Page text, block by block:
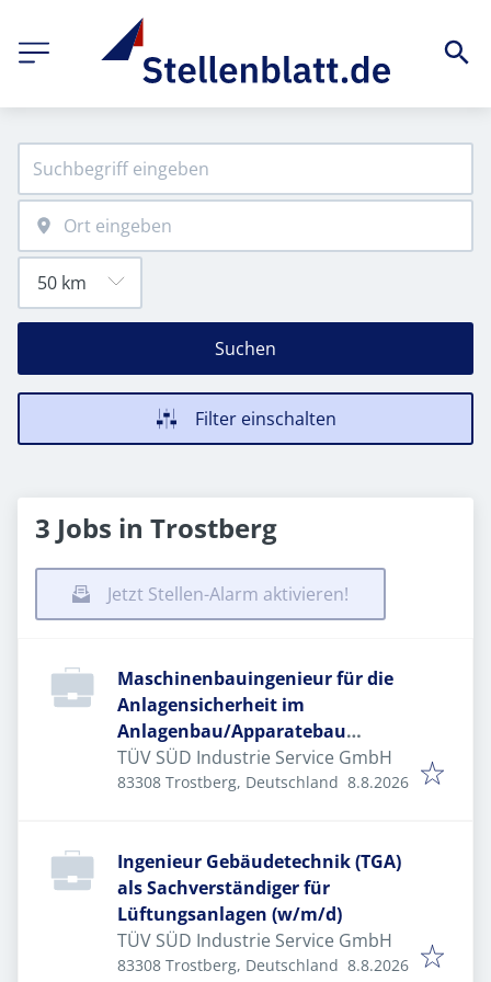
Suchen
Filter einschalten
3 Jobs in Trostberg
Jetzt Stellen-Alarm aktivieren!
Maschinenbauingenieur für die
Anlagensicherheit im
Anlagenbau/Apparatebau
(w/m/d)
TÜV SÜD Industrie Service GmbH
83308 Trostberg, Deutschland Veröffentlicht
8.8.2026
Ingenieur Gebäudetechnik (TGA)
als Sachverständiger für
Lüftungsanlagen (w/m/d)
TÜV SÜD Industrie Service GmbH
83308 Trostberg, Deutschland Veröffentlicht
8.8.2026